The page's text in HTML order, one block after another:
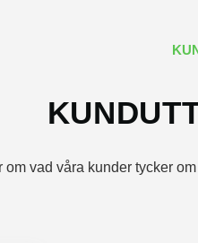
om vad våra kunder tycker